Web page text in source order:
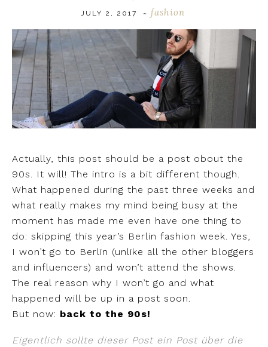
JULY 2, 2017 ~ fashion
Actually, this post should be a post obout the
90s. It will! The intro is a bit different though.
What happened during the past three weeks and
what really makes my mind being busy at the
moment has made me even have one thing to
do: skipping this year’s Berlin fashion week. Yes,
I won’t go to Berlin (unlike all the other bloggers
and influencers) and won’t attend the shows.
The real reason why I won’t go and what
happened will be up in a post soon.
But now: back to the 90s!
Eigentlich sollte dieser Post ein Post über die